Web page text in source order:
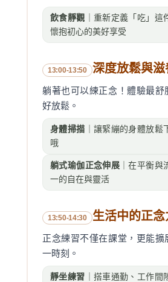
飲食靜觀 ｜重新定義「吃」
懷抱初心的美好享受
13:00-13:50 深度放鬆與滋
躺著也可以練正念！體驗最舒
好放鬆。
身體掃描 ｜讓緊繃的身體放
哦
躺式瑜伽正念伸展 ｜在平衡
一的自在與靈活
13:50-14:30 生活中的正念
正念練習不僅在課堂，更能
一時刻。
靜坐練習 ｜搭車通勤、工作